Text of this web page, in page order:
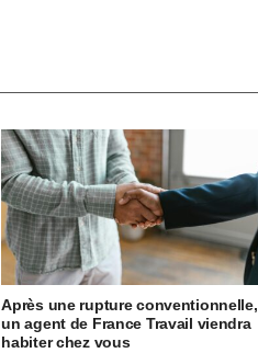
Après une rupture conventionnelle,
un agent de France Travail viendra
habiter chez vous